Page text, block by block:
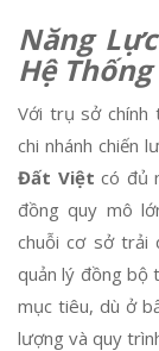
Năng
Hệ
Với trụ sở chính
chi nhánh chiến
Đất Việtcó đủ
đồng quy mô
chuỗi cơ sở trải
quản lý đồng bộ
mục tiêu, dù ở
lượng và quy